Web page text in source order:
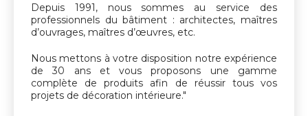
Depuis 1991, nous sommes au service des
professionnels du bâtiment : architectes, maîtres
d’ouvrages, maîtres d’œuvres, etc.
Nous mettons à votre disposition notre expérience
de 30 ans et vous proposons une gamme
complète de produits afin de réussir tous vos
projets de décoration intérieure."